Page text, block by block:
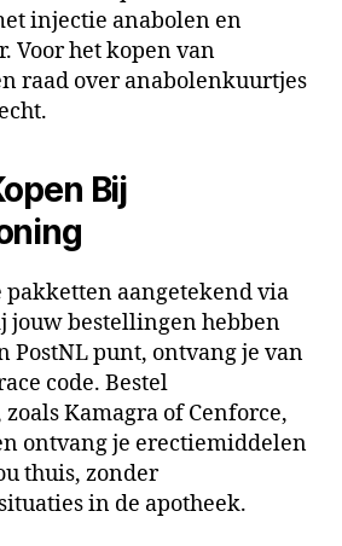
injectie anabolen en
Voor het kopen van
raad over anabolenkuurtjes
Bij
pakketten aangetekend via
jouw bestellingen hebben
PostNL punt, ontvang je van
code. Bestel
Kamagra of Cenforce,
ontvang je erectiemiddelen
thuis, zonder
in de apotheek.